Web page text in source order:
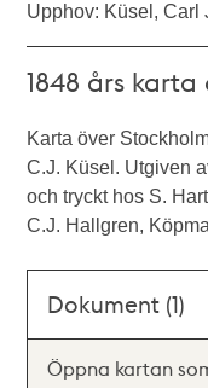
Upphov: Küsel, Carl
1848 års
Karta över
C.J. Küsel. Utgiven
och tryckt hos S.
C.J. Hallgren,
Dokument (1)
Öppna kartan